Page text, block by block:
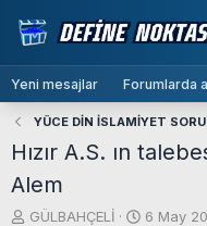
Yeni mesajlar Forumlarda
YÜCE DİN İSLAMİYET
Hızır A.S. ın
Alem
K
GÜLBAHÇELİ
B
6 May